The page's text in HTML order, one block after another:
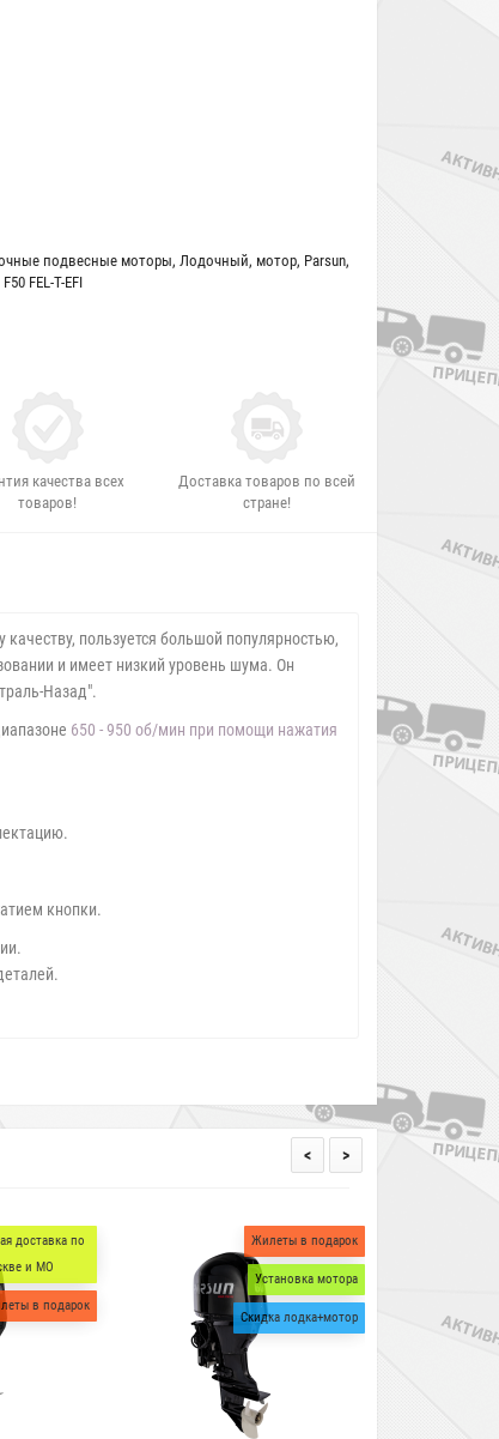
подвесные моторы, Лодочный, мотор, Parsun,
FEL-T-EFI
качества всех
товаров!
Доставка товаров по всей
стране!
пользуется большой популярностью,
и имеет низкий уровень шума. Он
Назад".
650 - 950 об/мин при помощи нажатия
кнопки.
Жилеты в подарок
Установка мотора
Скидка лодка+мотор
Жилеты в подарок
< >